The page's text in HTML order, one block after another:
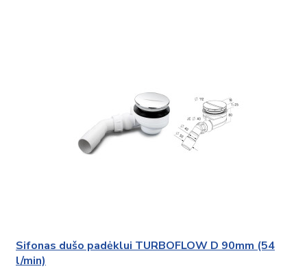
Sifonas dušo padėklui TURBOFLOW D 90mm (54
l/min)